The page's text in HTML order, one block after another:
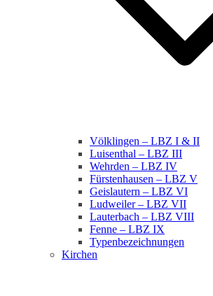
Völklingen – LBZ I & II
Luisenthal – LBZ III
Wehrden – LBZ IV
Fürstenhausen – LBZ V
Geislautern – LBZ VI
Ludweiler – LBZ VII
Lauterbach – LBZ VIII
Fenne – LBZ IX
Typenbezeichnungen
Kirchen